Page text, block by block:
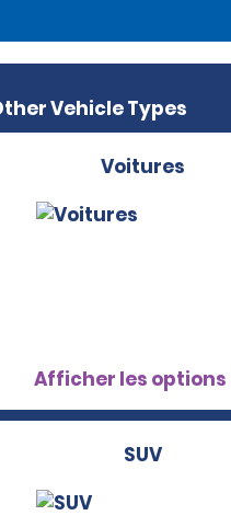
Vehicle Types
Voitures
Afficher les options
SUV